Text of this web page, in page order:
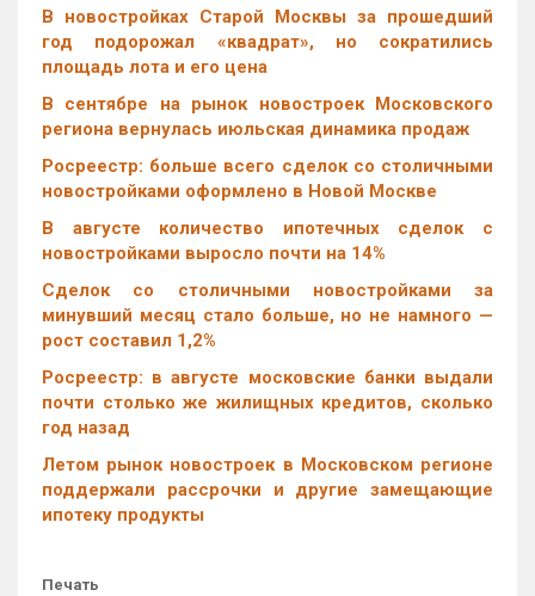
В новостройках Старой Москвы за прошедший
год подорожал «квадрат», но сократились
площадь лота и его цена
В сентябре на рынок новостроек Московского
региона вернулась июльская динамика продаж
Росреестр: больше всего сделок со столичными
новостройками оформлено в Новой Москве
В августе количество ипотечных сделок с
новостройками выросло почти на 14%
Cделок со столичными новостройками за
минувший месяц стало больше, но не намного —
рост составил 1,2%
Росреестр: в августе московские банки выдали
почти столько же жилищных кредитов, сколько
год назад
Летом рынок новостроек в Московском регионе
поддержали рассрочки и другие замещающие
ипотеку продукты
Печать